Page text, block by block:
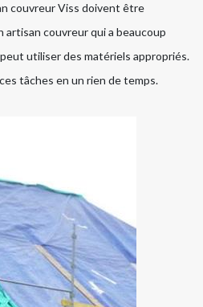
couvreur Viss doivent être
artisan couvreur qui a beaucoup
utiliser des matériels appropriés.
tâches en un rien de temps.